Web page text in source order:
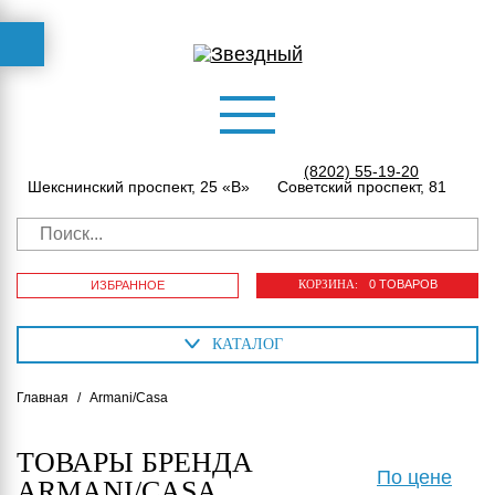
Шекснинский проспект, 25 «В»
(8202) 55-19-20
Советский проспект, 81
ИЗБРАННОЕ КОРЗИНА: 0 ТОВАРОВ
КАТАЛОГ
Главная / Armani/Casa
ТОВАРЫ БРЕНДА
По цене